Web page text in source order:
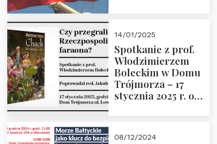
14/01/2025
Spotkanie z prof.
Włodzimierzem
Boleckim w Domu
Trójmorza – 17
stycznia 2025 r. o
08/12/2024